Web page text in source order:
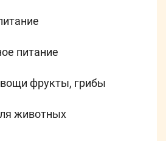
питание
фрукты, грибы
животных